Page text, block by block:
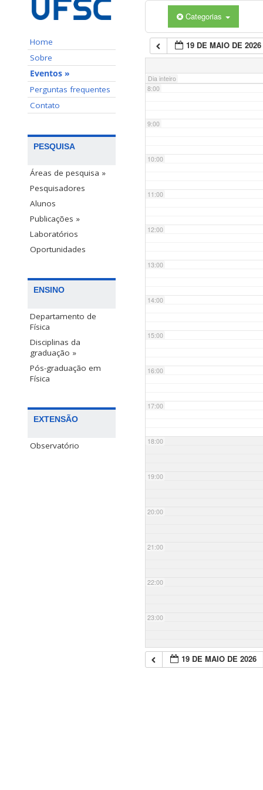
Home
Sobre
Eventos »
Perguntas frequentes
Contato
PESQUISA
Áreas de pesquisa »
Pesquisadores
Alunos
Publicações »
Laboratórios
Oportunidades
ENSINO
Departamento de
Física
Disciplinas da
graduação »
Pós-graduação em
Física
EXTENSÃO
Observatório
Categorias
19 DE MAIO DE 2026
Dia inteiro
7:00
8:00
9:00
10:00
11:00
12:00
13:00
14:00
15:00
16:00
17:00
18:00
19:00
20:00
21:00
22:00
23:00
19 DE MAIO DE 2026